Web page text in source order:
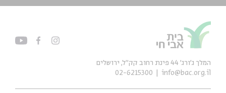
המלך ג'ורג' 44 פינת רחוב קק״ל, ירושלים
info@bac.org.il
02-6215300